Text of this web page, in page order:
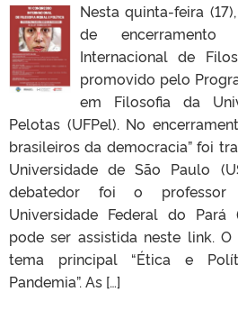
Nesta quinta-feira
de
Internacional de
promovido pelo
em Filosofia da
Pelotas (UFPel). No
brasileiros da democracia” foi
Universidade de São Paulo
debatedor foi o professor
Universidade Federal do Pará
pode ser assistida neste link.
tema principal “Ética e
Pandemia”. As […]